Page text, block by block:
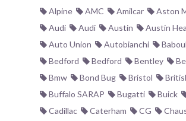
Alpine
AMC Amilcar
Aston
Audi
Audi Austin
Austin
Auto Union
Autobianchi
Bedford
Bedford Bentley
Bmw
Bond Bug Bristol
Buffalo SARAP
Bugatti Buick
Cadillac
Caterham CG